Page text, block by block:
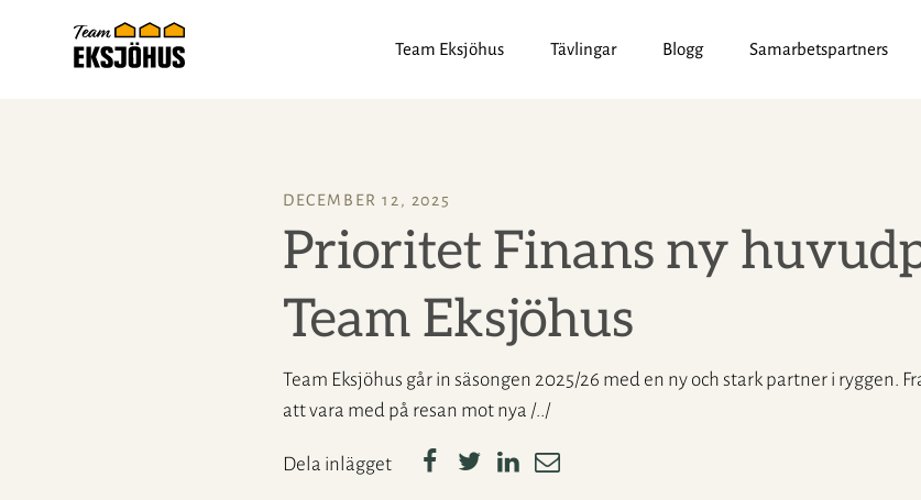
Team Eksjöhus Tävlingar Blogg Samarbetspartners
DECEMBER 12, 2025
Prioritet Finans ny
Team Eksjöhus
Team Eksjöhus går in säsongen 2025/26 med en ny och stark partner i ryggen.
att vara med på resan mot nya /../
Dela inlägget